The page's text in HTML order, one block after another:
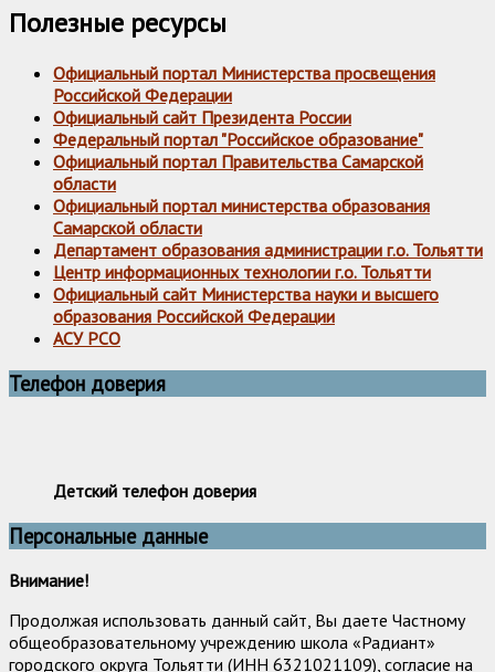
Полезные ресурсы
Официальный портал Министерства просвещения
Российской Федерации
Официальный сайт Президента России
Федеральный портал "Российское образование"
Официальный портал Правительства Самарской
области
Официальный портал министерства образования
Самарской области
Департамент образования администрации г.о. Тольятти
Центр информационных технологии г.о. Тольятти
Официальный сайт Министерства науки и высшего
образования Российской Федерации
АСУ РСО
Телефон доверия
Детский телефон доверия
Персональные данные
Внимание!
Продолжая использовать данный сайт, Вы даете Частному
общеобразовательному учреждению школа «Радиант»
городского округа Тольятти (ИНН 6321021109), согласие на